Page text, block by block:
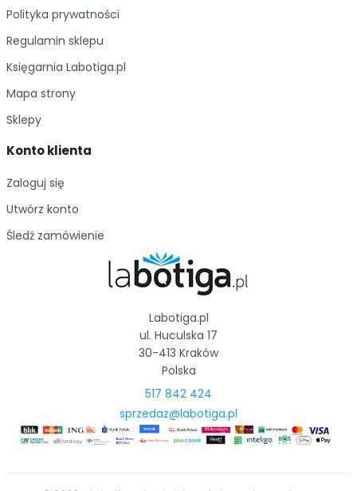
Polityka prywatności
Regulamin sklepu
Księgarnia Labotiga.pl
Mapa strony
Sklepy
Konto klienta
Zaloguj się
Utwórz konto
Śledź zamówienie
Labotiga.pl
ul. Huculska 17
30-413 Kraków
Polska
517 842 424
sprzedaz@labotiga.pl